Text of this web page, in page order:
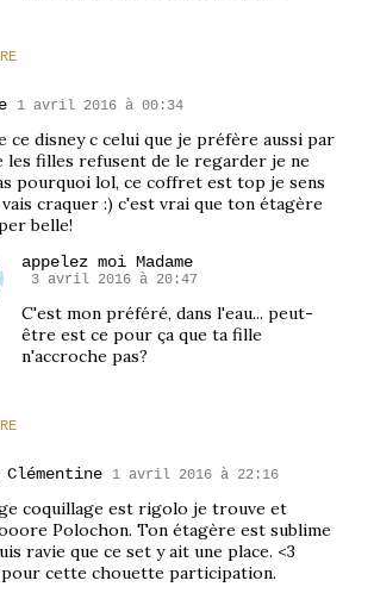
1 avril 2016 à 00:34
ce disney c celui que je préfère aussi par
les filles refusent de le regarder je ne
pourquoi lol, ce coffret est top je sens
craquer :) c'est vrai que ton étagère
belle!
appelez moi Madame
3 avril 2016 à 20:47
C'est mon préféré, dans l'eau... peut-
être est ce pour ça que ta fille
n'accroche pas?
Clémentine 1 avril 2016 à 22:16
coquillage est rigolo je trouve et
Polochon. Ton étagère est sublime
ravie que ce set y ait une place. <3
cette chouette participation.